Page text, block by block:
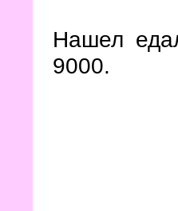
Нашел
9000.